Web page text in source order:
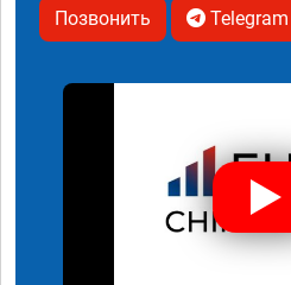
Позвонить Telegram